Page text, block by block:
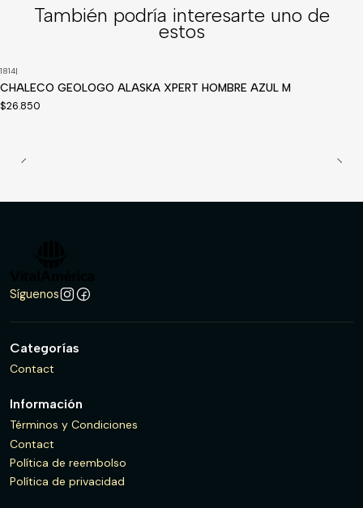
También podría interesarte uno de
estos
1814|
CHALECO GEOLOGO ALASKA XPERT HOMBRE AZUL M
$26.850
Síguenos
Categorías
Contact
Información
Términos y Condiciones
Contact
Política de reembolso
Política de privacidad